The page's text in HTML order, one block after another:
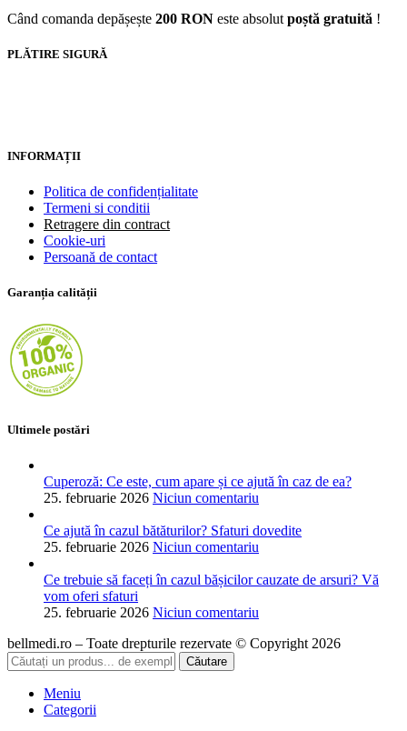
Când comanda depășește 200 RON este absolut poștă gratuită !
PLĂTIRE SIGURĂ
INFORMAȚII
Politica de confidențialitate
Termeni si conditii
Retragere din contract
Cookie-uri
Persoană de contact
Garanția calității
Ultimele postări
Cuperoză: Ce este, cum apare și ce ajută în caz de ea?
25. februarie 2026 Niciun comentariu
Ce ajută în cazul bătăturilor? Sfaturi dovedite
25. februarie 2026 Niciun comentariu
Ce trebuie să faceți în cazul bășicilor cauzate de arsuri? Vă
vom oferi sfaturi
25. februarie 2026 Niciun comentariu
bellmedi.ro – Toate drepturile rezervate © Copyright 2026
Căutare
Meniu
Categorii